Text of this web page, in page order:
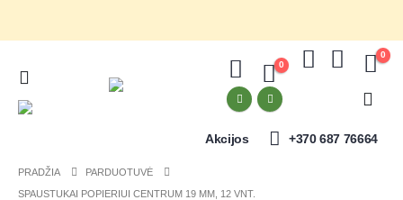
0
0
Akcijos +370 687 76664
PRADŽIA
PARDUOTUVĖ
SPAUSTUKAI POPIERIUI CENTRUM 19 MM, 12 VNT.